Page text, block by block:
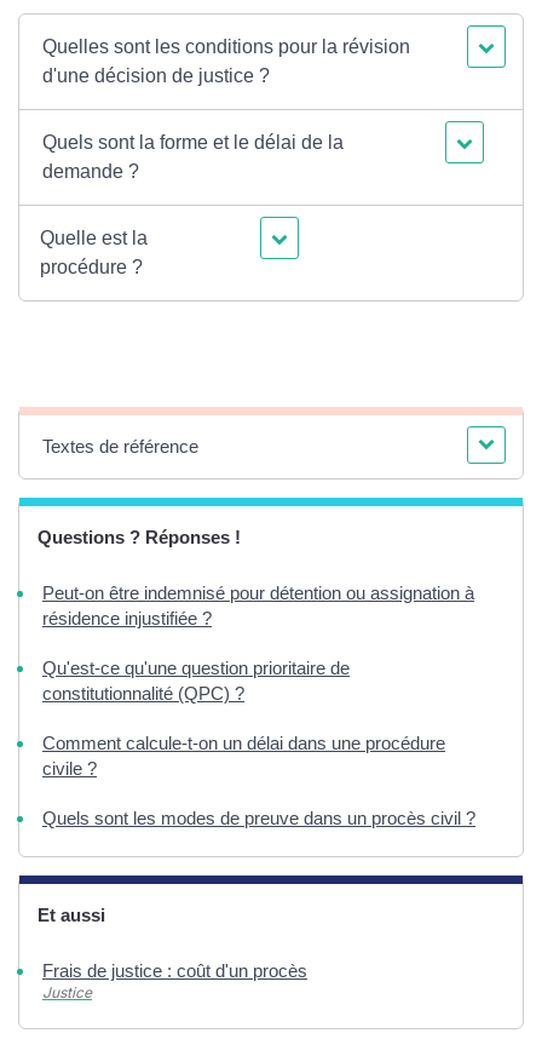
Quelles sont les conditions pour la révision
d'une décision de justice ?
Quels sont la forme et le délai de la
demande ?
Quelle est la
procédure ?
Textes de référence
Questions ? Réponses !
Peut-on être indemnisé pour détention ou assignation à
résidence injustifiée ?
Qu'est-ce qu'une question prioritaire de
constitutionnalité (QPC) ?
Comment calcule-t-on un délai dans une procédure
civile ?
Quels sont les modes de preuve dans un procès civil ?
Et aussi
Frais de justice : coût d'un procès
Justice